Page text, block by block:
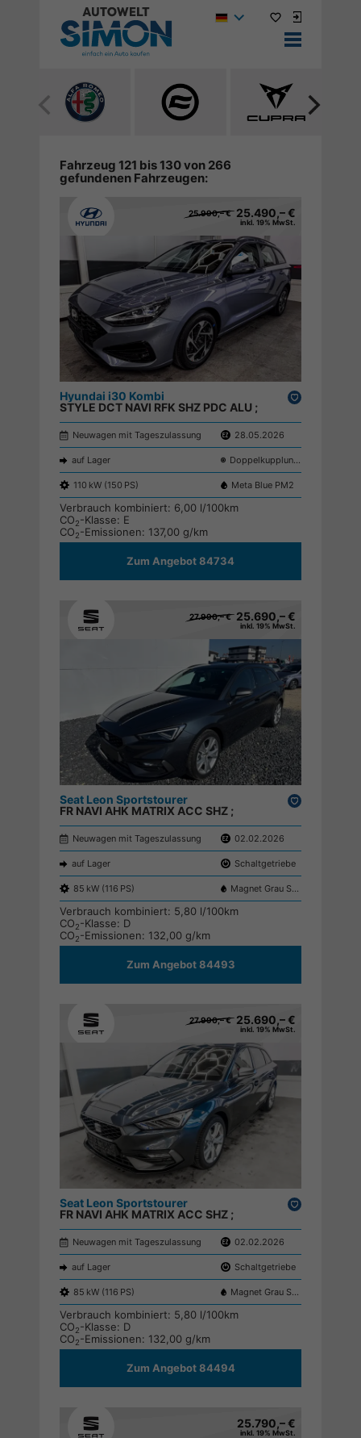
Alle
Alfa
Romeo
Alle
CF
Moto
Alle
Fahrzeug 121 bis 130 von 266
gefundenen Fahrzeugen:
25.990,– € 25.490,– €
inkl. 19% MwSt.
Hyundai i30 Kombi
STYLE DCT NAVI RFK SHZ PDC ALU ;
Neuwagen mit Tageszulassung 28.05.2026
auf Lager Doppelkupplungsgetriebe (DSG)
110 kW (150 PS) Meta Blue PM2
Verbrauch kombiniert: 6,00 l/100km
CO2-Klasse: E
CO2-Emissionen: 137,00 g/km
Zum Angebot 84734
27.990,– € 25.690,– €
inkl. 19% MwSt.
Seat Leon Sportstourer
FR NAVI AHK MATRIX ACC SHZ ;
Neuwagen mit Tageszulassung 02.02.2026
auf Lager Schaltgetriebe
85 kW (116 PS) Magnet Grau S7S7
Verbrauch kombiniert: 5,80 l/100km
CO2-Klasse: D
CO2-Emissionen: 132,00 g/km
Zum Angebot 84493
27.990,– € 25.690,– €
inkl. 19% MwSt.
Seat Leon Sportstourer
FR NAVI AHK MATRIX ACC SHZ ;
Neuwagen mit Tageszulassung 02.02.2026
auf Lager Schaltgetriebe
85 kW (116 PS) Magnet Grau S7S7
Verbrauch kombiniert: 5,80 l/100km
CO2-Klasse: D
CO2-Emissionen: 132,00 g/km
Zum Angebot 84494
25.790,– €
inkl. 19% MwSt.